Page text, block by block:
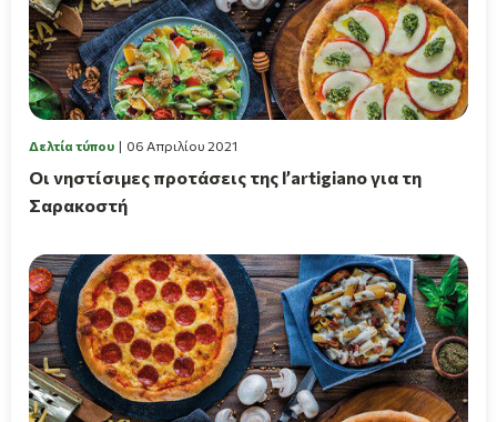
Δελτία τύπου 06 Απριλίου 2021
Οι νηστίσιμες προτάσεις της l’artigiano για τη
Σαρακοστή